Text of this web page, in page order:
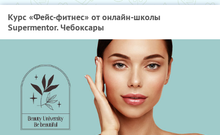
Курс «Фейс-фитнес» от онлайн-школы
Supermentor. Чебоксары